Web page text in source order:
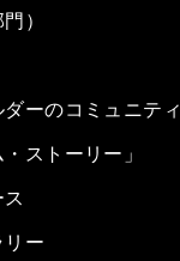
）
ーのコミュニティ
ストーリー」
リー